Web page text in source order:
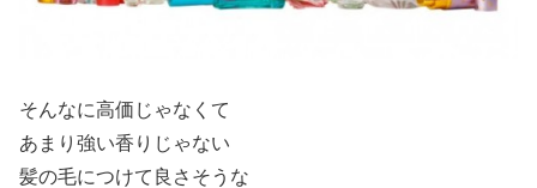
そんなに高価じゃなくて
あまり強い香りじゃない
髪の毛につけて良さそうな